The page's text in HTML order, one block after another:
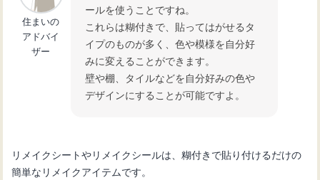
住まいの
アドバイ
ザー
ールを使うことですね。
これらは糊付きで、貼ってはがせるタ
イプのものが多く、色や模様を自分好
みに変えることができます。
壁や棚、タイルなどを自分好みの色や
デザインにすることが可能ですよ。
リメイクシートやリメイクシールは、糊付きで貼り付けるだけの
簡単なリメイクアイテムです。